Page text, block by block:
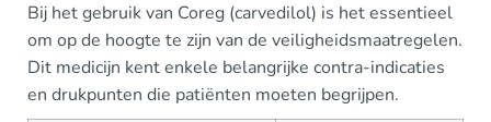
Bij het gebruik van Coreg (carvedilol) is het essentieel
om op de hoogte te zijn van de veiligheidsmaatregelen.
Dit medicijn kent enkele belangrijke contra-indicaties
en drukpunten die patiënten moeten begrijpen.